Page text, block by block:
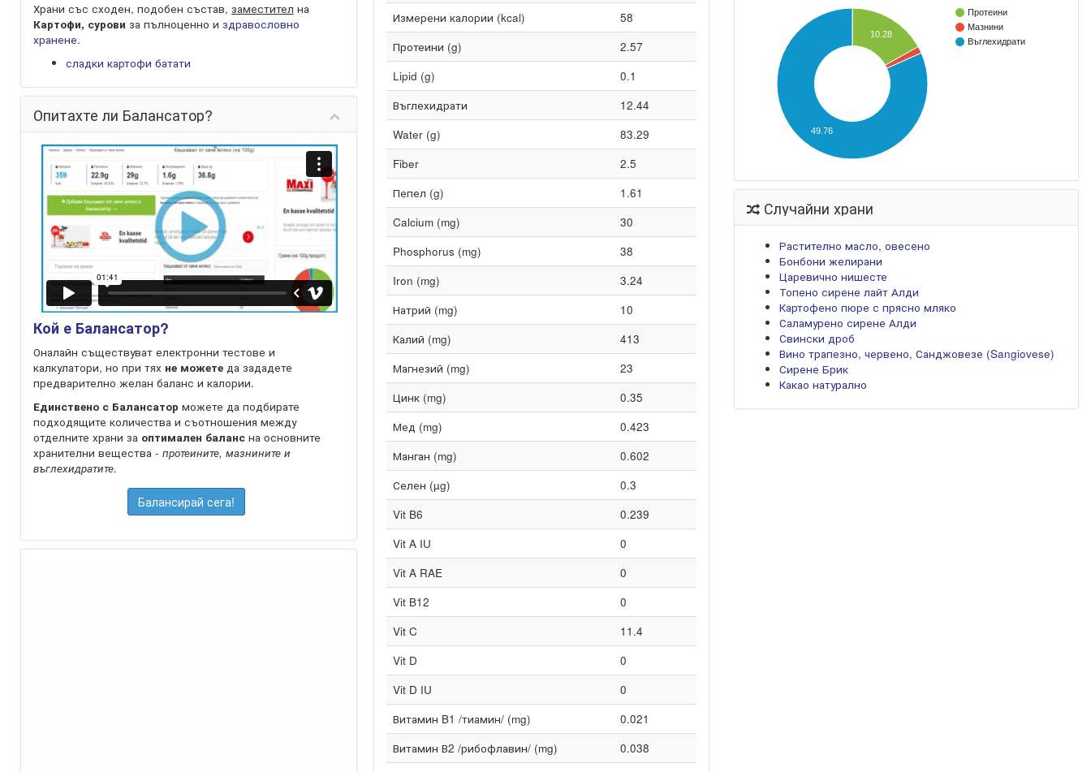
Храни със сходен, подобен състав, заместител на
Картофи, сурови за пълноценно и здравословно
хранене.
сладки картофи батати
Опитахте ли Балансатор?
Кой е Балансатор?
Оналайн съществуват електронни тестове и
калкулатори, но при тях не можете да зададете
предварително желан баланс и калории.
Единствено с Балансатор можете да подбирате
подходящите количества и съотношения между
отделните храни за оптимален баланс на oсновните
хранителни вещества - протеините, мазнините и
въглехидратите.
Балансирай сега!
Измерени калории (kcal)
58
Протеини (g)
2.57
Lipid (g)
0.1
Въглехидрати
12.44
Water (g)
83.29
Fiber
2.5
Пепел (g)
1.61
Calcium (mg)
30
Phosphorus (mg)
38
Iron (mg)
3.24
Натрий (mg)
10
Калий (mg)
413
Магнезий (mg)
23
Цинк (mg)
0.35
Мед (mg)
0.423
Манган (mg)
0.602
Селен (µg)
0.3
Vit B6
0.239
Vit A IU
0
Vit A RAE
0
Vit B12
0
Vit C
11.4
Vit D
0
Vit D IU
0
Витамин B1 /тиамин/ (mg)
0.021
Витамин В2 /рибофлавин/ (mg)
0.038
Протеини
Мазнини
Въглехидрати
10.28
49.76
Случайни храни
Растително масло, овесено
Бонбони желирани
Царевично нишесте
Топено сирене лайт Алди
Картофено пюре с прясно мляко
Саламурено сирене Алди
Свински дроб
Вино трапезно, червено, Санджовезе (Sangiovese)
Сирене Брик
Какао натурално